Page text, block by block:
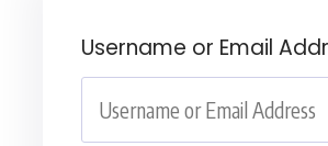
Username or Email